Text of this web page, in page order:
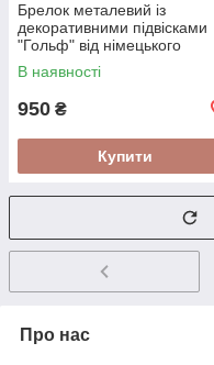
Брелок металевий із
декоративними підвісками
"Гольф" від німецького
бренду Troika
В наявності
950 ₴
Купити
Про нас